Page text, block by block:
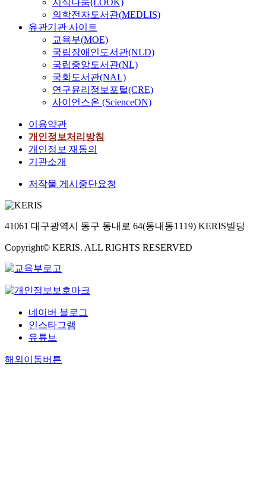
의학전자도서관(MEDLIS)
유관기관 사이트
교육부(MOE)
국립장애인도서관(NLD)
국립중앙도서관(NL)
국회도서관(NAL)
연구윤리정보포털(CRE)
사이언스온 (ScienceON)
이용약관
개인정보처리방침
개인정보 재동의
기관소개
저작물 게시중단요청
41061 대구광역시 동구 동내로 64(동내동1119) KERIS빌딩
Copyright© KERIS. ALL RIGHTS RESERVED
네이버 블로그
인스타그램
유튜브
해외이동버튼